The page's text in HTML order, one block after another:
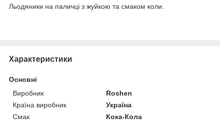
Льодяники на паличці з жуйкою та смаком коли.
Характеристики
Основні
Виробник
Roshen
Країна виробник
Україна
Смак
Кока-Кола